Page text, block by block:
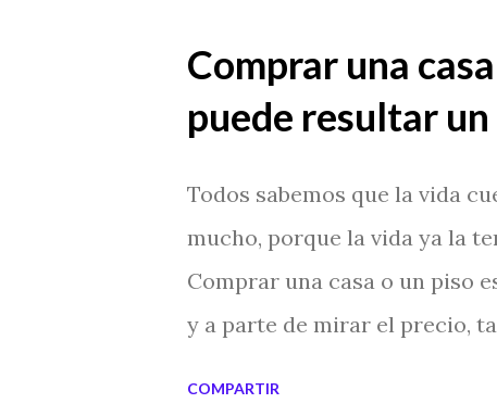
Comprar una
puede resultar un
Todos sabemos que la vida
mucho, porque la vida ya la
Comprar una casa o un piso
y a parte de mirar el precio,
COMPARTIR